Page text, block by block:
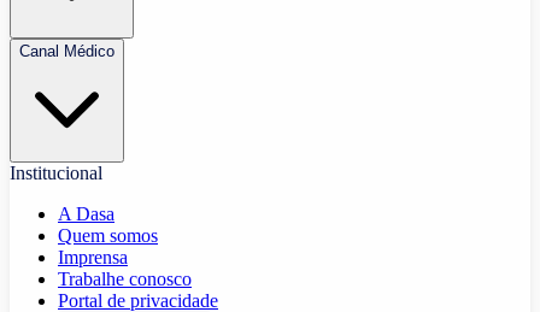
Canal Médico
Institucional
A Dasa
Quem somos
Imprensa
Trabalhe conosco
Portal de privacidade